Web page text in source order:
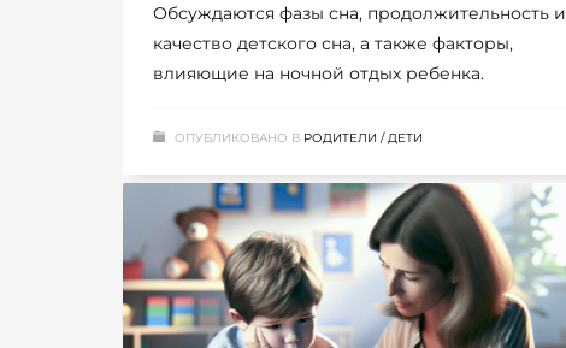
Обсуждаются фазы сна, продолжительность и
качество детского сна, а также факторы,
влияющие на ночной отдых ребенка.
ОПУБЛИКОВАНО В РОДИТЕЛИ / ДЕТИ